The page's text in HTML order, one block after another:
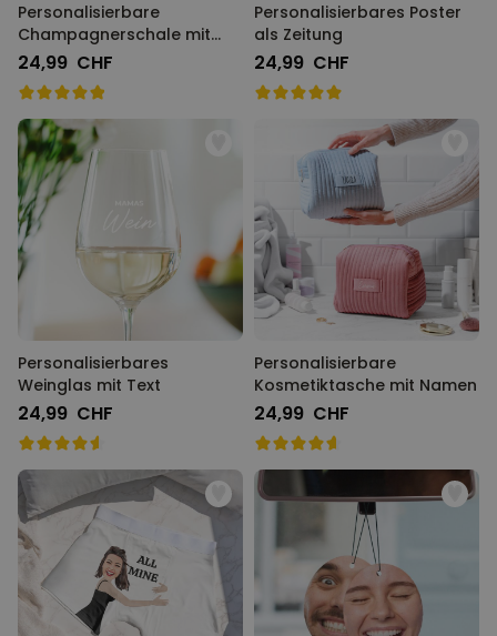
Personalisierbare
Champagnerschale mit
Text
24,99 CHF
Personalisierbares Poster
als Zeitung
24,99 CHF
Personalisierbares
Weinglas mit Text
24,99 CHF
Personalisierbare
Kosmetiktasche mit Namen
24,99 CHF